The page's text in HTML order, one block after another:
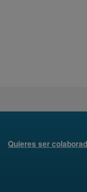
Quieres ser